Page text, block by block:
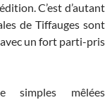
C’est d’autant
de Tiffauges sont
un fort parti-pris
simples mêlées